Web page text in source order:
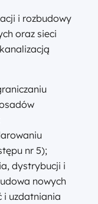
i rozbudowy
oraz sieci
nr 5);
dystrybucji i
nowych
i uzdatniania